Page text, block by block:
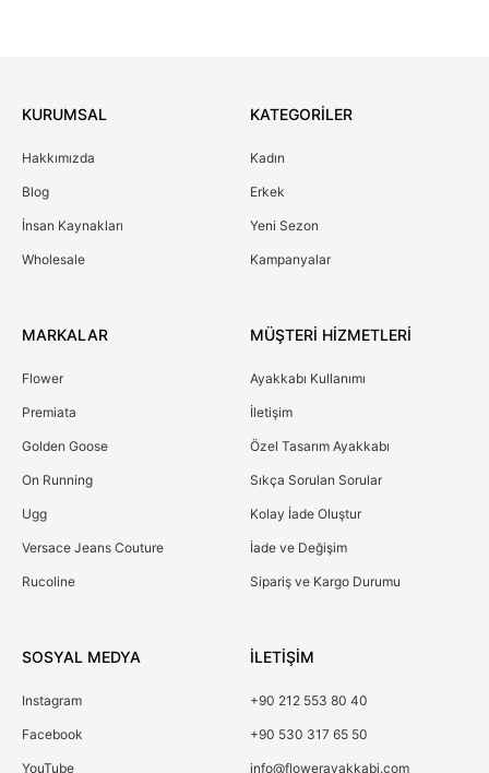
KURUMSAL
Hakkımızda
Blog
İnsan Kaynakları
Wholesale
KATEGORİLER
Kadın
Erkek
Yeni Sezon
Kampanyalar
MARKALAR
Flower
Premiata
Golden Goose
On Running
Ugg
Versace Jeans Couture
Rucoline
MÜŞTERİ HİZMETLERİ
Ayakkabı Kullanımı
İletişim
Özel Tasarım Ayakkabı
Sıkça Sorulan Sorular
Kolay İade Oluştur
İade ve Değişim
Sipariş ve Kargo Durumu
SOSYAL MEDYA
Instagram
Facebook
YouTube
İLETİŞİM
+90 212 553 80 40
+90 530 317 65 50
info@flowerayakkabi.com